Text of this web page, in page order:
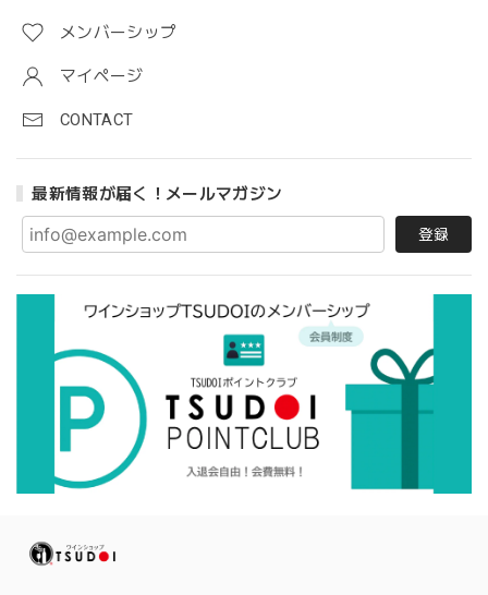
メンバーシップ
マイページ
CONTACT
最新情報が届く！メールマガジン
登録